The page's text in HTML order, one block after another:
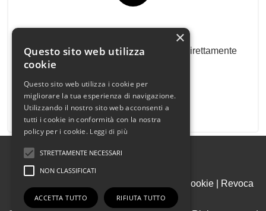
Ricevi le nostre proposte immobiliari direttamente
Informativa Cookie|
Revoca
Consensi
×
Questo sito web utilizza
cookie
Questo sito web utilizza i cookie per
migliorare la tua esperienza di navigazione.
Utilizzando il nostro sito web acconsenti a
tutti i cookie in conformità con la nostra
policy per i cookie. Leggi di più
STRETTAMENTE NECESSARI
NON CLASSIFICATI
ACCETTA TUTTO RIFIUTA TUTTO